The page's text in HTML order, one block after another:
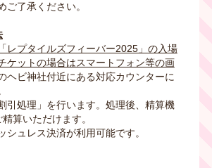
ご了承ください。
「レプタイルズフィーバー2025」の入場
ケットの場合はスマートフォン等の画
ヘビ神社付近にある対応カウンターに
引処理」を行います。処理後、精算機
算いただけます。
シュレス決済が利用可能です。